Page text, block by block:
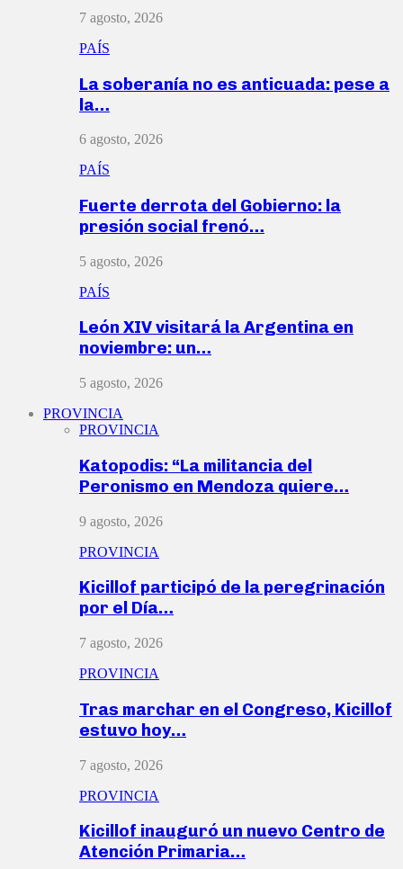
7 agosto, 2026
PAÍS
La soberanía no es anticuada: pese a
la…
6 agosto, 2026
PAÍS
Fuerte derrota del Gobierno: la
presión social frenó…
5 agosto, 2026
PAÍS
León XIV visitará la Argentina en
noviembre: un…
5 agosto, 2026
PROVINCIA
PROVINCIA
Katopodis: “La militancia del
Peronismo en Mendoza quiere…
9 agosto, 2026
PROVINCIA
Kicillof participó de la peregrinación
por el Día…
7 agosto, 2026
PROVINCIA
Tras marchar en el Congreso, Kicillof
estuvo hoy…
7 agosto, 2026
PROVINCIA
Kicillof inauguró un nuevo Centro de
Atención Primaria…